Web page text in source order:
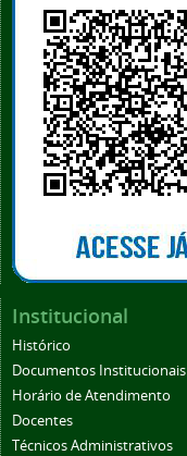
Institucional
Histórico
Documentos Institucionais
Horário de Atendimento
Docentes
Técnicos Administrativos